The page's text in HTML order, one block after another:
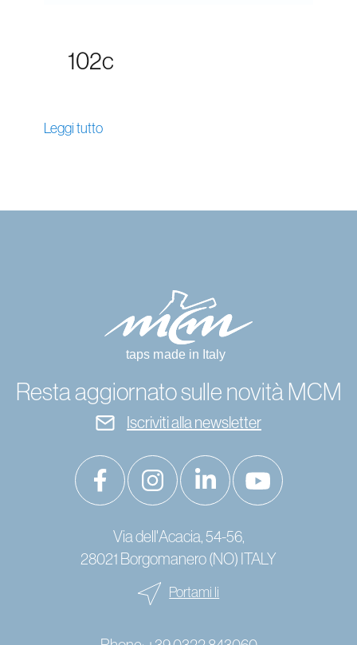
102c
Leggi tutto
Resta aggiornato sulle novità MCM
Iscriviti alla newsletter
Via dell'Acacia, 54-56,
28021 Borgomanero (NO) ITALY
Portami li